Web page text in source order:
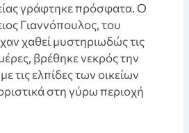
γράφτηκε πρόσφατα. Ο
Γιαννόπουλος, του
χαθεί μυστηριωδώς τις
βρέθηκε νεκρός την
τις ελπίδες των οικείων
στη γύρω περιοχή